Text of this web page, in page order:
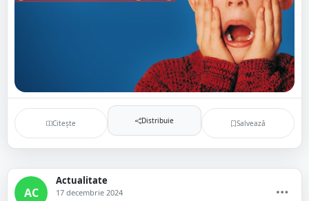
Citește Distribuie Salvează
AC
Actualitate
17 decembrie 2024